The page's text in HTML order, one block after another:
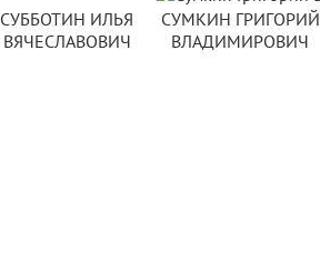
СУББОТИН ИЛЬЯ
ВЯЧЕСЛАВОВИЧ
СУМКИН ГРИГОРИЙ
ВЛАДИМИРОВИЧ